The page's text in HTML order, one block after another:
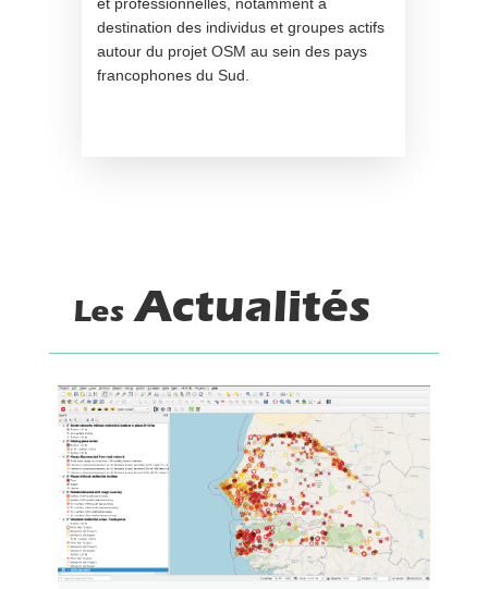
et professionnelles, notamment à
destination des individus et groupes actifs
autour du projet OSM au sein des pays
francophones du Sud.
LesActualités